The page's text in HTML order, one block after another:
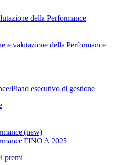
della Performance
e valutazione della Performance
Piano esecutivo di gestione
(new)
FINO A 2025
premi